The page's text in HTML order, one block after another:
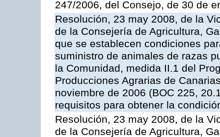
247/2006, del Consejo, de 30 de
Resolución, 23 may 2008, de la
de la Consejería de Agricultura,
que se establecen condiciones
suministro de animales de razas
la Comunidad, medida II.1 del
Producciones Agrarias de
noviembre de 2006 (BOC 225,
requisitos para obtener la
Resolución, 23 may 2008, de la
de la Consejería de Agricultura,